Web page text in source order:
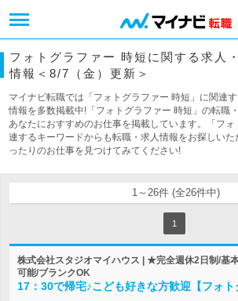
フォトグラファー 時短に関する求人
情報＜8/7（金）更新＞
マイナビ転職では「フォトグラファー 時短」に関連
情報を多数掲載中!「フォトグラファー 時短」の転職
あなたにおすすめのお仕事を掲載しています。「フ
連するキーワードからも転職・求人情報をお探しい
ったりのお仕事を見つけてみてください!
1～26件 (全26件中)
1
株式会社スタジオマイハウス | ★完全週休2日制/基
可能/ブランクOK
17：30で帰宅♪こども好きな方歓迎【フォト